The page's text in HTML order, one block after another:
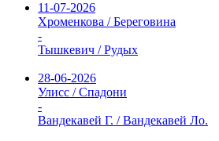
11-07-2026
Хроменкова / Береговина
-
Тышкевич / Рудых
28-06-2026
Улисс / Спадони
-
Вандекавей Г. / Вандекавей Ло.